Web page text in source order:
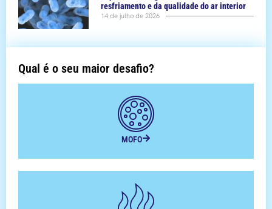
resfriamento e da qualidade do ar interior
14 de julho de 2026
Qual é o seu maior desafio?
MOFO